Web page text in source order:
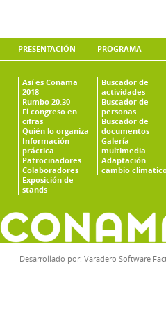
PRESENTACIÓN
Así es Conama
2018
Rumbo 20.30
El congreso en
cifras
Quién lo organiza
Información
práctica
Patrocinadores
Colaboradores
Exposición de
stands
PROGRAMA
Buscador de
actividades
Buscador de
personas
Buscador de
documentos
Galería
multimedia
Adaptación
cambio
Desarrollado por: Varadero Software